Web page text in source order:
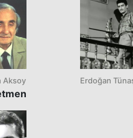
Aksoy Erdoğan